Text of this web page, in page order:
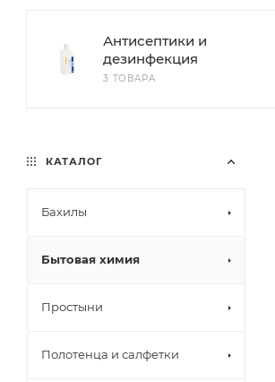
Антисептики и
дезинфекция
3 ТОВАРА
КАТАЛОГ
Бахилы
Бытовая химия
Простыни
Полотенца и салфетки